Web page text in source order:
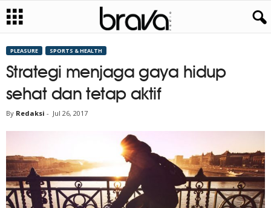
PLEASURE SPORTS & HEALTH
Strategi menjaga gaya hidup
sehat dan tetap aktif
By Redaksi - Jul 26, 2017